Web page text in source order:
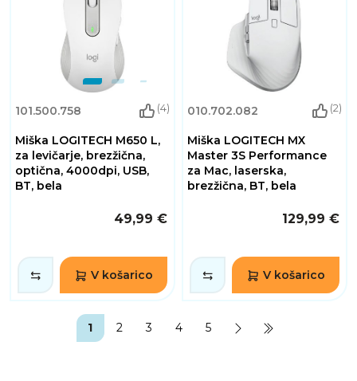
101.500.758 (4)
Miška LOGITECH M650 L,
za levičarje, brezžična,
optična, 4000dpi, USB,
BT, bela
49,99 €
V košarico
010.702.082 (2)
Miška LOGITECH MX
Master 3S Performance
za Mac, laserska,
brezžična, BT, bela
129,99 €
V košarico
1 2 3 4 5